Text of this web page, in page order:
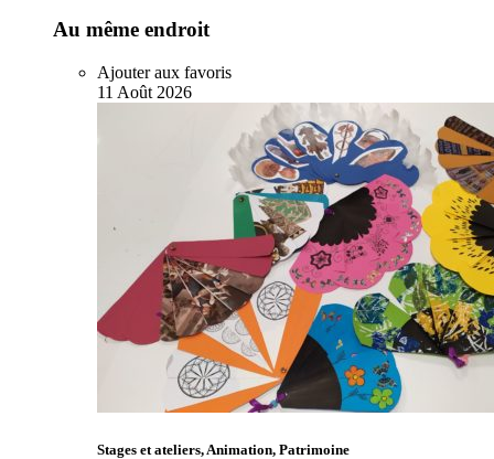
Au même endroit
Ajouter aux favoris
11 Août 2026
Stages et ateliers, Animation, Patrimoine